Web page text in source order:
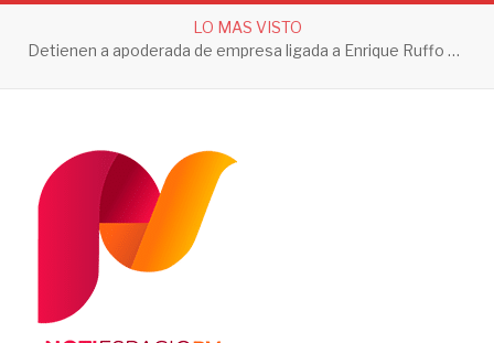
LO MAS VISTO
Detienen a apoderada de empresa ligada a Enrique Ruffo por investigación de Huachicol Fiscal